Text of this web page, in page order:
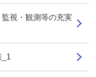
視・観測等の充実